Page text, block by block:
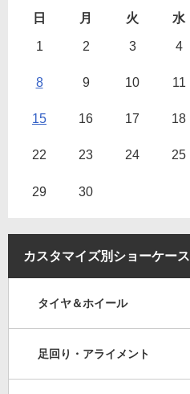
日 月 火 水
1
2 3 4
8 9 10 11
15 16 17 18
22 23 24 25
29 30
カスタマイズ別ショーケース
タイヤ＆ホイール
足回り・アライメント